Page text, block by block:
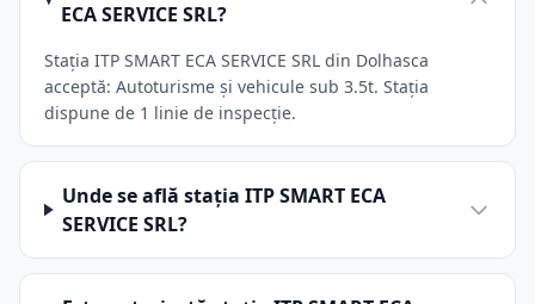
ECA SERVICE SRL?
Stația ITP SMART ECA SERVICE SRL din Dolhasca
acceptă: Autoturisme și vehicule sub 3.5t. Stația
dispune de 1 linie de inspecție.
Unde se află stația ITP SMART ECA
SERVICE SRL?